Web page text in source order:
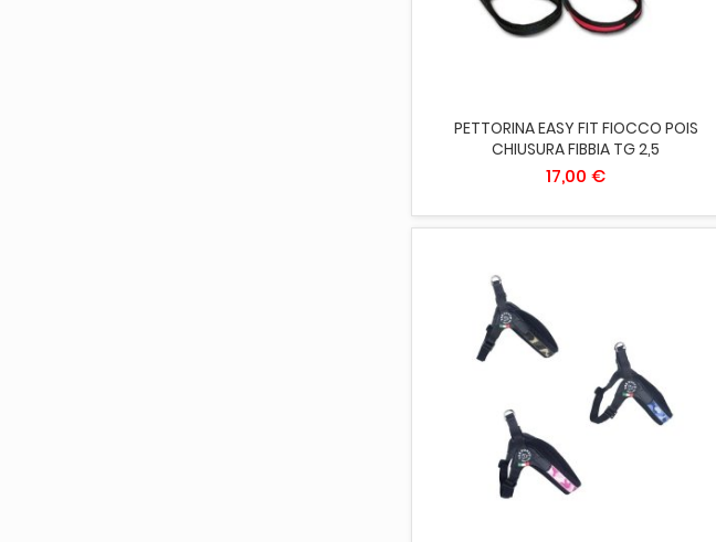
AGGIUNGI AL CARRELLO
PETTORINA EASY FIT FIOCCO POIS
CHIUSURA FIBBIA TG 2,5
17,00 €